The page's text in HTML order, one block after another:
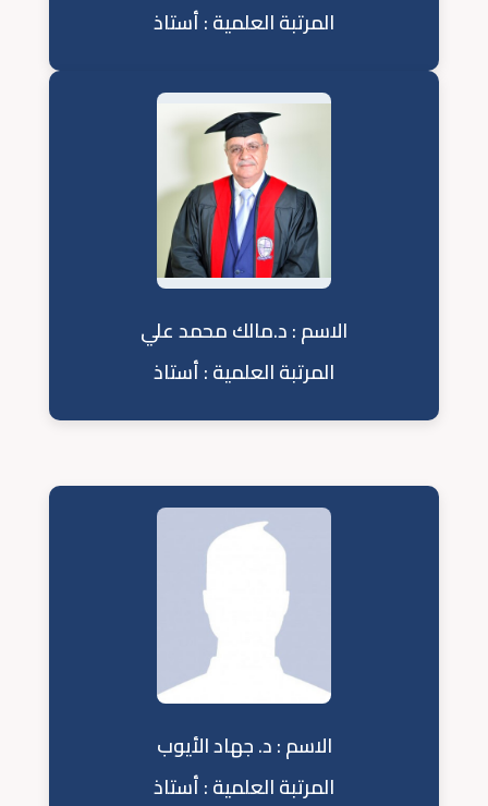
المرتبة العلمية : أستاذ
الاسم : د.مالك محمد علي
المرتبة العلمية : أستاذ
الاسم : د. جهاد الأيوب
المرتبة العلمية : أستاذ